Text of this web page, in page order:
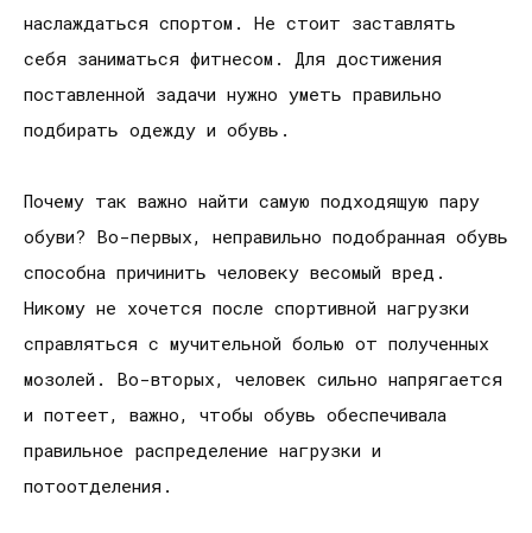
наслаждаться спортом. Не стоит заставлять
себя заниматься фитнесом. Для достижения
поставленной задачи нужно уметь правильно
подбирать одежду и обувь.
Почему так важно найти самую подходящую пару
обуви? Во-первых, неправильно подобранная обувь
способна причинить человеку весомый вред.
Никому не хочется после спортивной нагрузки
справляться с мучительной болью от полученных
мозолей. Во-вторых, человек сильно напрягается
и потеет, важно, чтобы обувь обеспечивала
правильное распределение нагрузки и
потоотделения.